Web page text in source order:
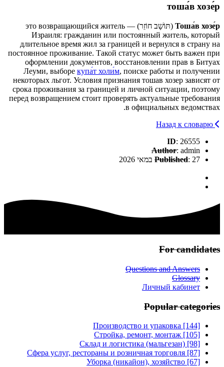
тоша́в хозе́р
Тоша́в хозе́р
(תּוֹשָׁב חוֹזֵר) — это возвращающийся житель
Израиля: гражданин или постоянный житель, который
длительное время жил за границей и вернулся в страну на
постоянное проживание. Такой статус может быть важен при
оформлении документов, восстановлении прав в Битуах
Леуми, выборе купа́т холи́м, поиске работы и получении
некоторых льгот. Условия признания тошав хозер зависят от
срока проживания за границей и личной ситуации, поэтому
перед возвращением стоит проверять актуальные требования
в официальных ведомствах.
ID: 26555
Author: admin
Published: 27 במאי 2026
For candidates
Questions and Answers
Glossary
Личный кабинет
Popular categories
Производство и упаковка [144]
Стройка, ремонт, монтаж [105]
Склад и логистика (мальгезан) [98]
Сфера услуг, рестораны и розничная торговля [87]
Уборка (никайон), хозяйство [67]